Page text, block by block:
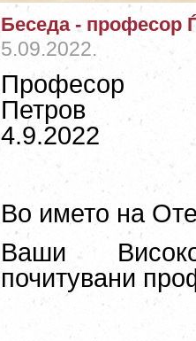
Беседа - професор
5.09.2022.
Петров
4.9.2022
Во името на
Ваши
почитувани